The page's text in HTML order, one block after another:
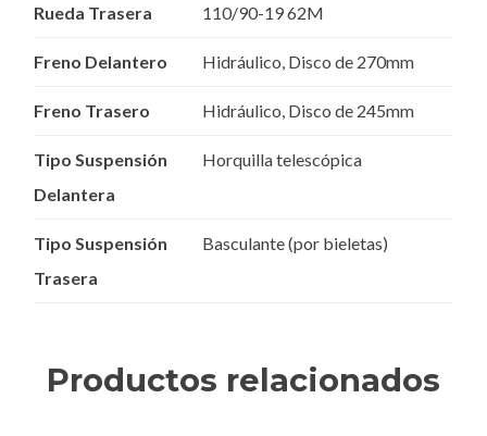
Rueda Trasera 110/90-19 62M
Freno Delantero Hidráulico, Disco de 270mm
Freno Trasero Hidráulico, Disco de 245mm
Tipo Suspensión
Delantera
Horquilla telescópica
Tipo Suspensión
Trasera
Basculante (por bieletas)
Productos relacionados